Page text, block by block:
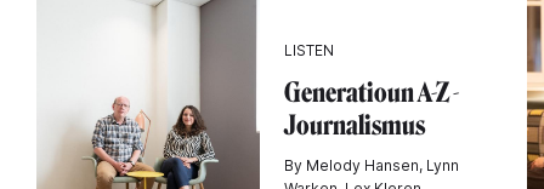
LISTEN
Generatioun A-Z -
Journalismus
By Melody Hansen, Lynn